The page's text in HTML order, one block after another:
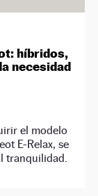
híbridos,
necesidad
el modelo
E-Relax, se
tranquilidad.